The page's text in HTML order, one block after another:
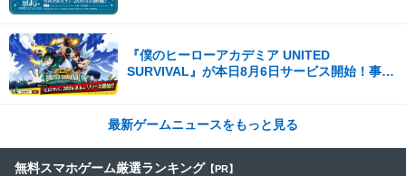
『僕のヒーローアカデミア UNITED
SURVIVAL』が本日8月6日サービス開始！事前
最新ゲームニュースをもっと見る
無料スマホゲーム厳選ランキング 【PR】